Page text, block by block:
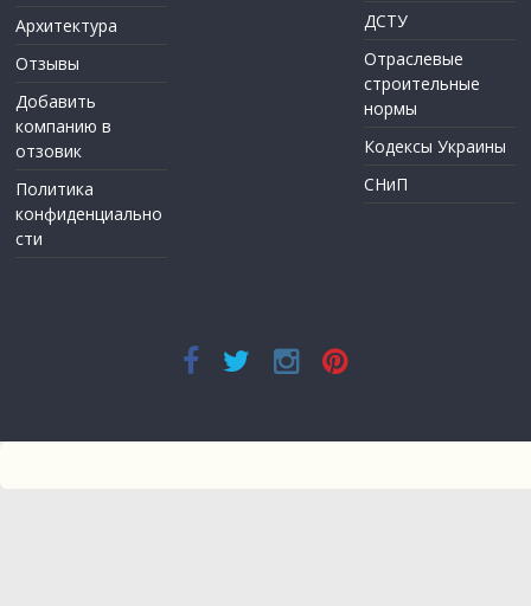
Архитектура
Отзывы
Добавить
компанию в
отзовик
Политика
конфиденциально
сти
ДСТУ
Отраслевые
строительные
нормы
Кодексы Украины
СНиП